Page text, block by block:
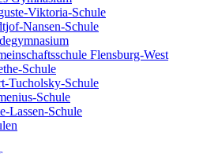
Viktoria-Schule
Nansen-Schule
Flensburg-West
Schule
Tucholsky-Schule
Schule
Lassen-Schule